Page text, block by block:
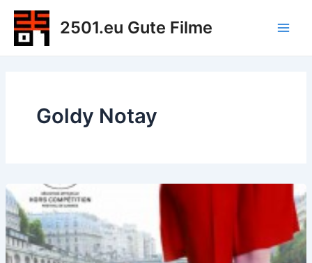
Zum
Inhalt
springen
2501.eu Gute Filme
Goldy Notay